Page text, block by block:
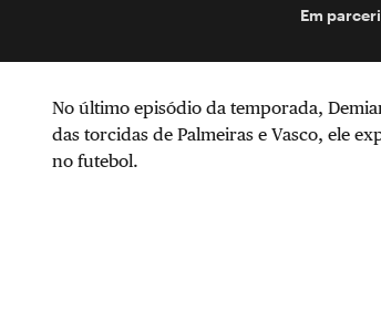
Em
No último episódio da temporada,
das torcidas de Palmeiras e Vasco, ele
no futebol.